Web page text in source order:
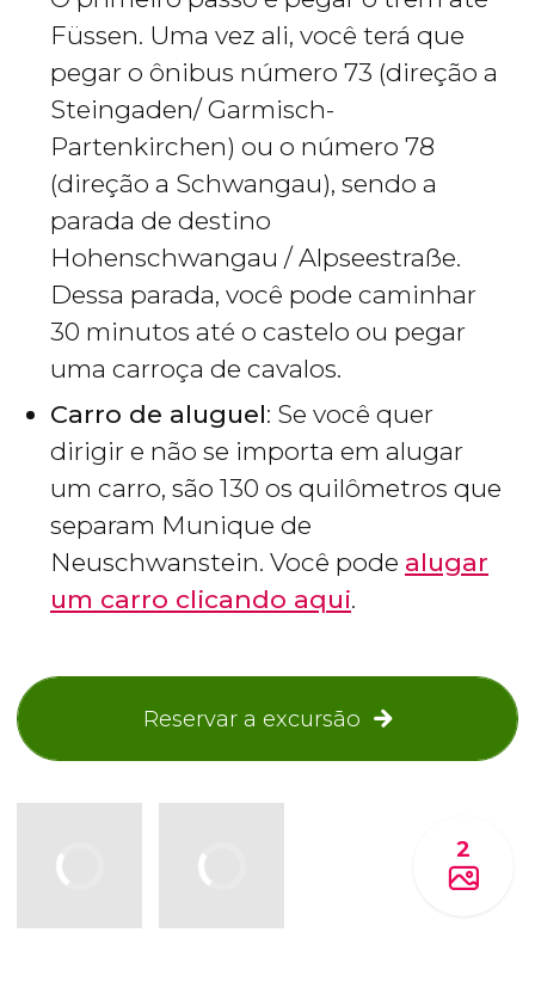
Füssen. Uma vez ali, você terá que
pegar o ônibus número 73 (direção a
Steingaden/ Garmisch-
Partenkirchen) ou o número 78
(direção a Schwangau), sendo a
parada de destino
Hohenschwangau / Alpseestraße.
Dessa parada, você pode caminhar
30 minutos até o castelo ou pegar
uma carroça de cavalos.
Carro de aluguel: Se você quer
dirigir e não se importa em alugar
um carro, são 130 os quilômetros que
separam Munique de
Neuschwanstein. Você pode alugar
um carro clicando aqui.
Reservar a excursão
2